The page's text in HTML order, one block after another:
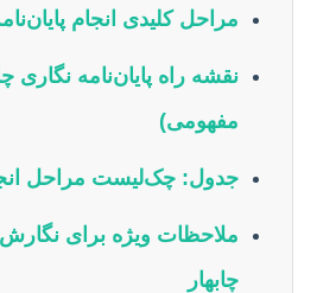
مراحل کلیدی انجام
نقشه راه پایان‌نامه نگاری
مفهومی)
جدول: چک‌لیست مراحل
ملاحظات ویژه برای نگارش
چابهار